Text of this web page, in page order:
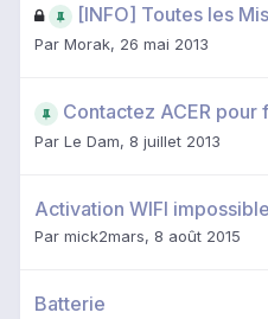
[INFO] Toutes les
Par Morak, 26 mai 2013
Contactez ACER pour
Par Le Dam, 8 juillet 2013
Activation WIFI impossible
Par mick2mars, 8 août 2015
Batterie